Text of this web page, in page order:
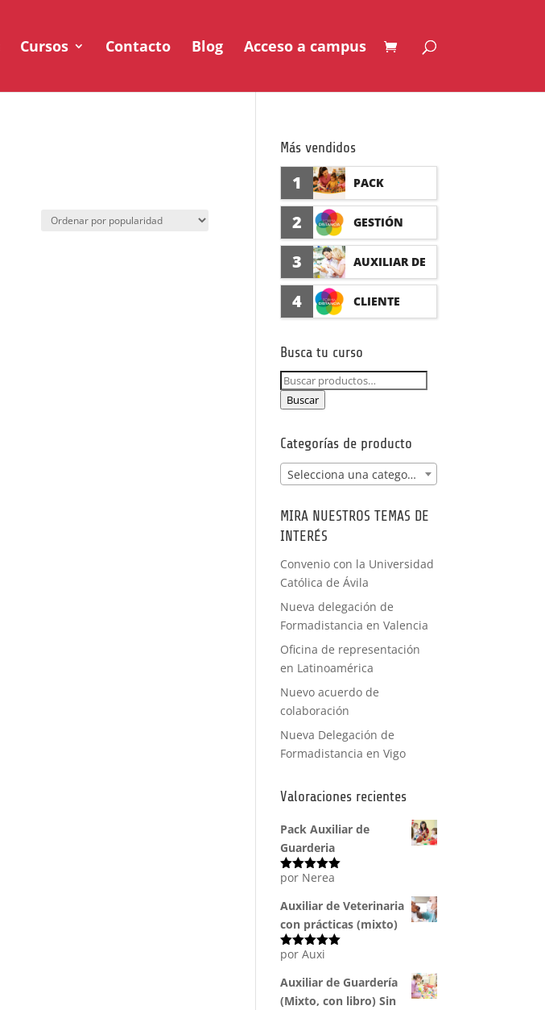
Cursos Contacto Blog Acceso a campus
Más vendidos
1 PACK
AUXILIAR DE
GUARDERÍA
CON
2 GESTIÓN
SEGURO DE
ACCIDENTES
(PRÁCTICAS
FORMATIVAS)
3 AUXILIAR DE
FARMACIA Y
IA CON
PRÁCTICAS
4 CLIENTE
Busca tu curso
Buscar
por:
Buscar
Categorías de producto
Selecciona una categoría
MIRA NUESTROS TEMAS DE
INTERÉS
Convenio con la Universidad
Católica de Ávila
Nueva delegación de
Formadistancia en Valencia
Oficina de representación
en Latinoamérica
Nuevo acuerdo de
colaboración
Nueva Delegación de
Formadistancia en Vigo
Valoraciones recientes
Pack Auxiliar de
Guarderia
Valorado
por Nerea
Auxiliar de Veterinaria
con prácticas (mixto)
Valorado
por Auxi
Auxiliar de Guardería
(Mixto, con libro) Sin